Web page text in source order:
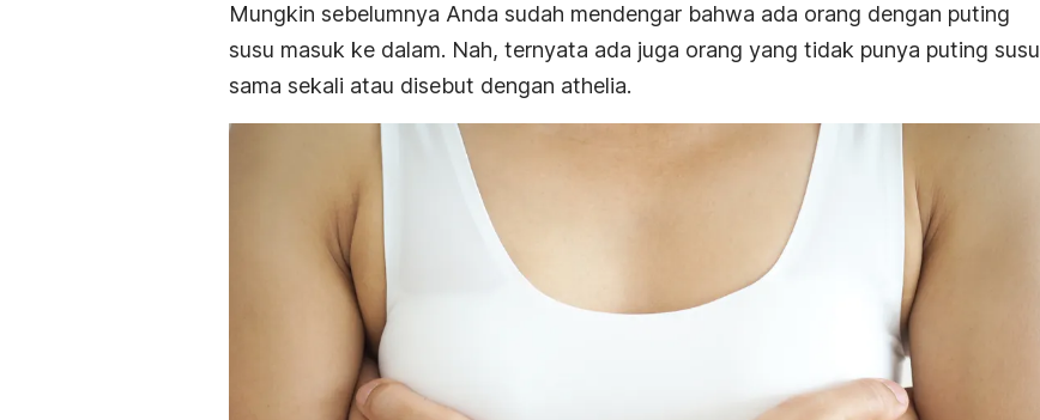
Mungkin sebelumnya Anda sudah mendengar bahwa ada orang dengan puting
susu masuk ke dalam. Nah, ternyata ada juga orang yang tidak punya puting susu
sama sekali atau disebut dengan athelia.